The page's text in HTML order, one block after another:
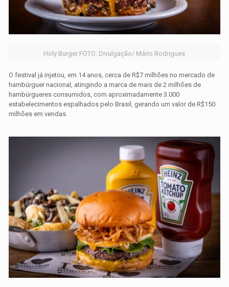
Holy Burger FOTO: Divulgação/ Mário Rodrigues
O festival já injetou, em 14 anos, cerca de R$7 milhões no mercado de
hambúrguer nacional, atingindo a marca de mais de 2 milhões de
hambúrgueres consumidos, com aproximadamente 3.000
estabelecimentos espalhados pelo Brasil, gerando um valor de R$150
milhões em vendas.